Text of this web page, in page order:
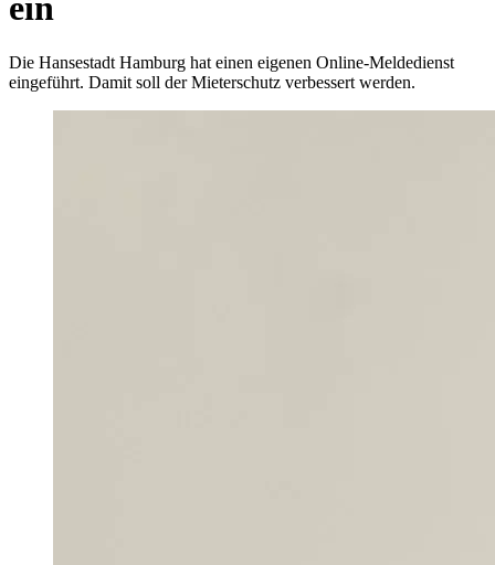
ein
Die Hansestadt Hamburg hat einen eigenen Online-Meldedienst
eingeführt. Damit soll der Mieterschutz verbessert werden.